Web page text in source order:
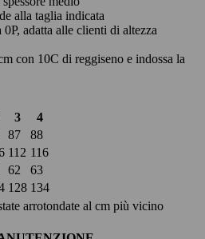
alla taglia indicata
adatta alle clienti di altezza
con 10C di reggiseno e indossa la
3
4
87
88
112 116
62
63
128 134
arrotondate al cm più vicino